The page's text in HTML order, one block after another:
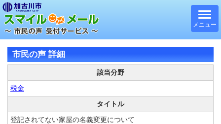
メニュー
市民の声 詳細
該当分野
税金
タイトル
登記されてない家屋の名義変更について